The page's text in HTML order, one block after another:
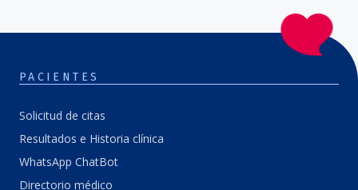
PACIENTES
Solicitud de citas
Resultados e Historia clínica
WhatsApp ChatBot
Directorio médico